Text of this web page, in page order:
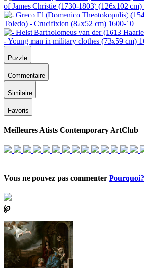
Puzzle
Commentaire
Similaire
Favoris
Meilleures Atists Contemporary ArtClub
Vous ne pouvez pas commenter Pourquoi?
℘